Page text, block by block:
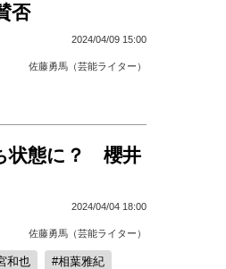
否
2024/04/09 15:00
佐藤勇馬（芸能ライター）
状態に？ 櫻井
2024/04/04 18:00
佐藤勇馬（芸能ライター）
和也 相葉雅紀